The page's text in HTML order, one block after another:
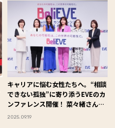
キャリアに悩む女性たちへ。“相談
できない孤独”に寄り添うEVEのカ
ンファレンス開催！ 菜々緒さん・
ヒコロヒーさんも登壇
2025.09.19